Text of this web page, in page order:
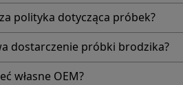
polityka dotycząca próbek?
dostarczenie próbki brodzika?
własne OEM?